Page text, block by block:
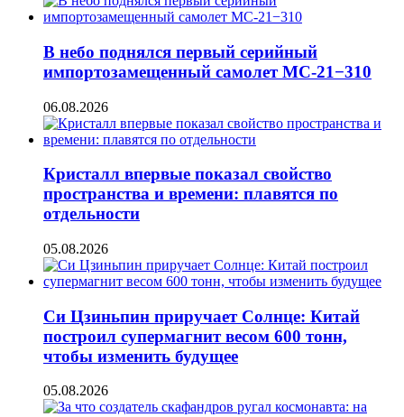
В небо поднялся первый серийный
импортозамещенный самолет МС-21−310
06.08.2026
Кристалл впервые показал свойство
пространства и времени: плавятся по
отдельности
05.08.2026
Си Цзиньпин приручает Солнце: Китай
построил супермагнит весом 600 тонн,
чтобы изменить будущее
05.08.2026